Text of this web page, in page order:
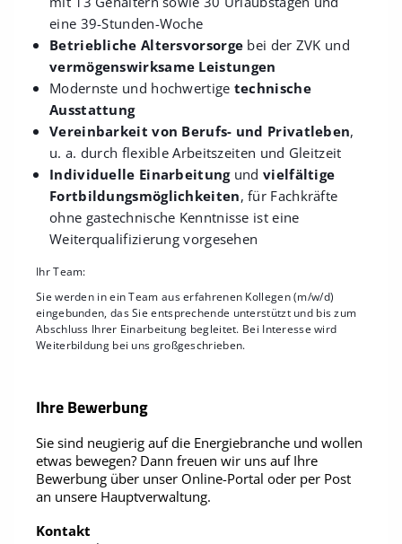
eine 39-Stunden-Woche
Betriebliche Altersvorsorge bei der ZVK und
vermögenswirksame Leistungen
Modernste und hochwertige technische
Ausstattung
Vereinbarkeit von Berufs- und Privatleben,
u. a. durch flexible Arbeitszeiten und Gleitzeit
Individuelle Einarbeitungund vielfältige
Fortbildungsmöglichkeiten, für Fachkräfte
ohne gastechnische Kenntnisse ist eine
Weiterqualifizierung vorgesehen
Ihr Team:
Sie werden in ein Team aus erfahrenen Kollegen (m/w/d)
eingebunden, das Sie entsprechende unterstützt und bis zum
Abschluss Ihrer Einarbeitung begleitet. Bei Interesse wird
Weiterbildung bei uns großgeschrieben.
Ihre Bewerbung
Sie sind neugierig auf die Energiebranche und wollen
etwas bewegen? Dann freuen wir uns auf Ihre
Bewerbung über unser Online-Portal oder per Post
an unsere Hauptverwaltung.
Kontakt